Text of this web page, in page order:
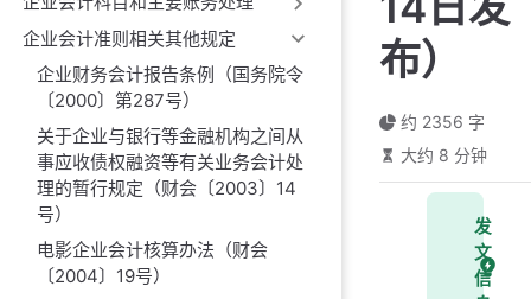
企业会计准则相关其他规定
企业财务会计报告条例（国务院令
〔2000〕第287号）
关于企业与银行等金融机构之间从
事应收债权融资等有关业务会计处
理的暂行规定（财会〔2003〕14
号）
电影企业会计核算办法（财会
〔2004〕19号）
布）
约 2356 字
大约 8 分钟
发
文
信